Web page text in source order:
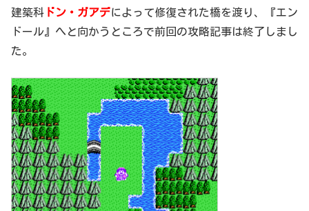
建築科 ドン・ガアデによって修復された橋を渡り、『エン
ドール』へと向かうところで前回の攻略記事は終了しまし
た。